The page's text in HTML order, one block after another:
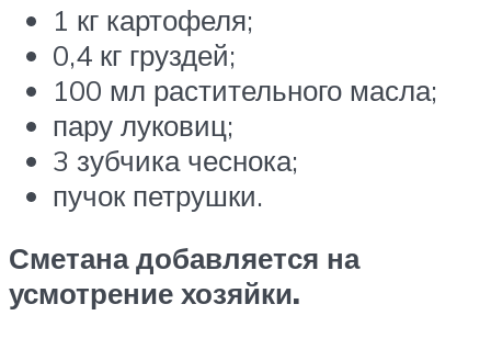
1 кг картофеля;
0,4 кг груздей;
100 мл растительного масла;
пару луковиц;
3 зубчика чеснока;
пучок петрушки.
Сметана добавляется на
усмотрение хозяйки.